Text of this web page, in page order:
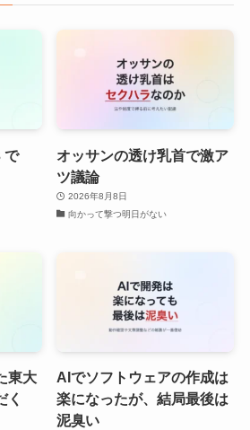
で
オッサンの透け乳首で激ア
ツ議論
2026年8月8日
向かって撃つ明日がない
東大
く
AIでソフトウェアの作成は
楽になったが、結局最後は
泥臭い